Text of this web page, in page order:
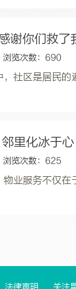
谢你们救了
览次数：690
社区是居民
里化冰于心
览次数：625
物业服务不仅
法律声明 关注